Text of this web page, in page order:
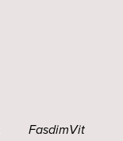
FasdimVit